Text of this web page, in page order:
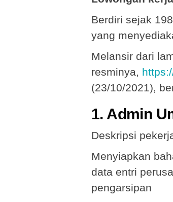
Berdiri sejak
yang
Melansir dari
resminya,
(23/10/2021),
1. Admin
Deskripsi
Menyiapkan
data entri
pengarsipan